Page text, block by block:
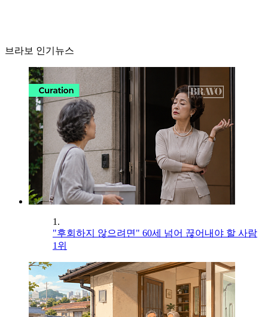
브라보 인기뉴스
1.
"후회하지 않으려면" 60세 넘어 끊어내야 할 사람
1위